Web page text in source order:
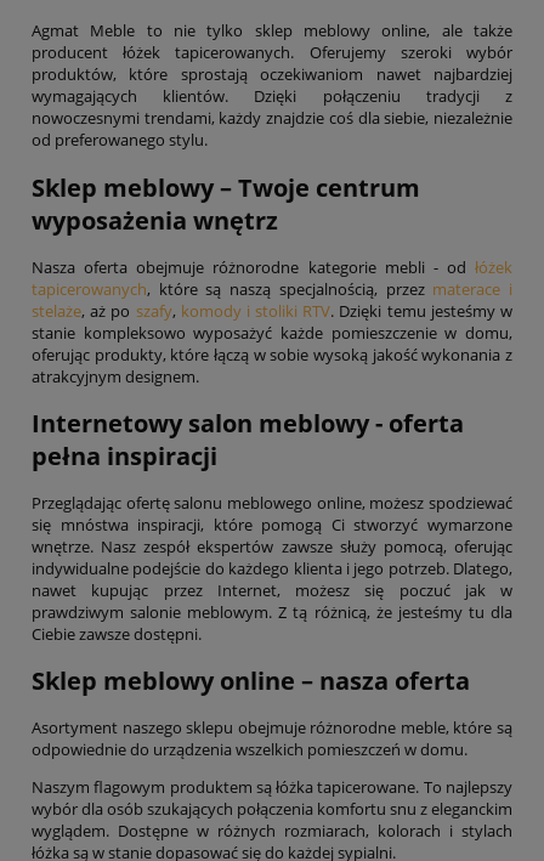
Agmat Meble to nie tylko sklep meblowy online, ale także
producent łóżek tapicerowanych. Oferujemy szeroki wybór
produktów, które sprostają oczekiwaniom nawet najbardziej
wymagających klientów. Dzięki połączeniu tradycji z
nowoczesnymi trendami, każdy znajdzie coś dla siebie, niezależnie
od preferowanego stylu.
Sklep meblowy – Twoje centrum
wyposażenia wnętrz
Nasza oferta obejmuje różnorodne kategorie mebli - od łóżek
tapicerowanych, które są naszą specjalnością, przez materace i
stelaże, aż po szafy, komody i stoliki RTV. Dzięki temu jesteśmy w
stanie kompleksowo wyposażyć każde pomieszczenie w domu,
oferując produkty, które łączą w sobie wysoką jakość wykonania z
atrakcyjnym designem.
Internetowy salon meblowy - oferta
pełna inspiracji
Przeglądając ofertę salonu meblowego online, możesz spodziewać
się mnóstwa inspiracji, które pomogą Ci stworzyć wymarzone
wnętrze. Nasz zespół ekspertów zawsze służy pomocą, oferując
indywidualne podejście do każdego klienta i jego potrzeb. Dlatego,
nawet kupując przez Internet, możesz się poczuć jak w
prawdziwym salonie meblowym. Z tą różnicą, że jesteśmy tu dla
Ciebie zawsze dostępni.
Sklep meblowy online – nasza oferta
Asortyment naszego sklepu obejmuje różnorodne meble, które są
odpowiednie do urządzenia wszelkich pomieszczeń w domu.
Naszym flagowym produktem są łóżka tapicerowane. To najlepszy
wybór dla osób szukających połączenia komfortu snu z eleganckim
wyglądem. Dostępne w różnych rozmiarach, kolorach i stylach
łóżka są w stanie dopasować się do każdej sypialni.